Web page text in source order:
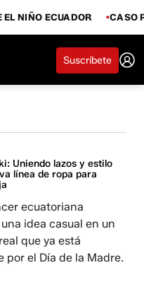
EL NIÑO ECUADOR CASO
Suscríbete
Uniendo lazos y estilo
línea de ropa para
ecuatoriana
idea casual en un
que ya está
por el Día de la Madre.